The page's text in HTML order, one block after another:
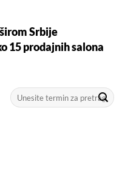
Srbije
15 prodajnih salona
Претрага
за: